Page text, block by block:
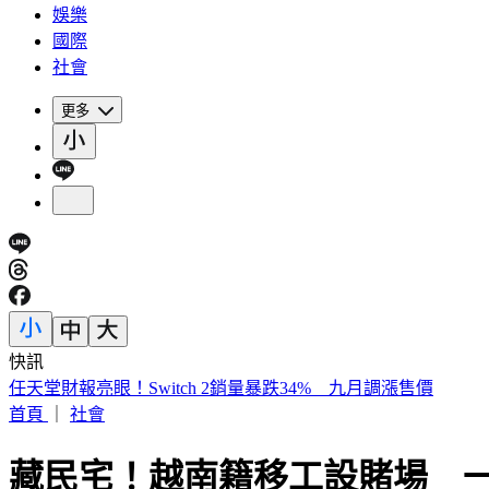
娛樂
國際
社會
更多
快訊
《夏日活動》航海王首度降臨花蓮鯉魚潭FUN暑假活動
首頁
社會
藏民宅！越南籍移工設賭場